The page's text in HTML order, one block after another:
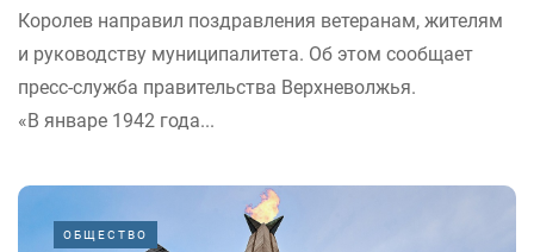
Королев направил поздравления ветеранам, жителям
и руководству муниципалитета. Об этом сообщает
пресс-служба правительства Верхневолжья.
«В январе 1942 года...
ОБЩЕСТВО